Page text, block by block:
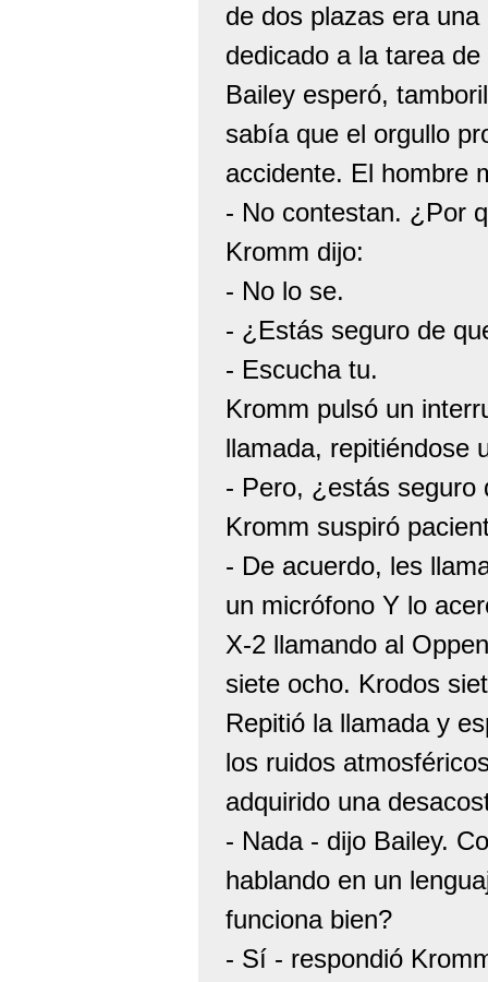
de dos plazas era
dedicado a la tarea
Bailey esperó,
sabía que el orgullo
accidente. El hombre
- No contestan. ¿Por
Kromm dijo:
- No lo se.
- ¿Estás seguro de
- Escucha tu.
Kromm pulsó un
llamada, repitiéndose
- Pero, ¿estás seguro
Kromm suspiró
- De acuerdo, les
un micrófono Y lo
X-2 llamando al
siete ocho. Krodos
Repitió la llamada y
los ruidos
adquirido una
- Nada - dijo Bailey.
hablando en un
funciona bien?
- Sí - respondió